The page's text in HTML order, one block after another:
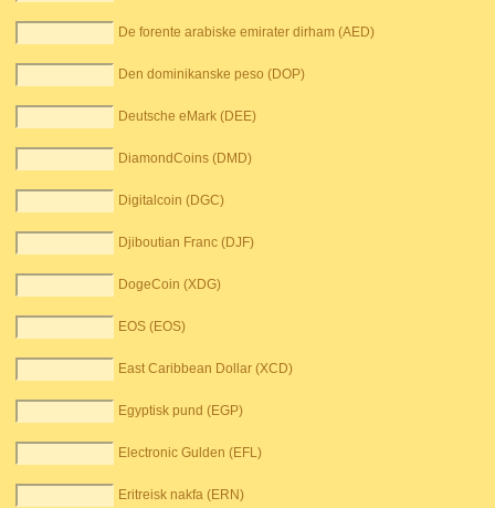
De forente arabiske emirater dirham (AED)
Den dominikanske peso (DOP)
Deutsche eMark (DEE)
DiamondCoins (DMD)
Digitalcoin (DGC)
Djiboutian Franc (DJF)
DogeCoin (XDG)
EOS (EOS)
East Caribbean Dollar (XCD)
Egyptisk pund (EGP)
Electronic Gulden (EFL)
Eritreisk nakfa (ERN)